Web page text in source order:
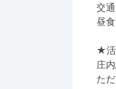
交
昼食
★活
庄
た